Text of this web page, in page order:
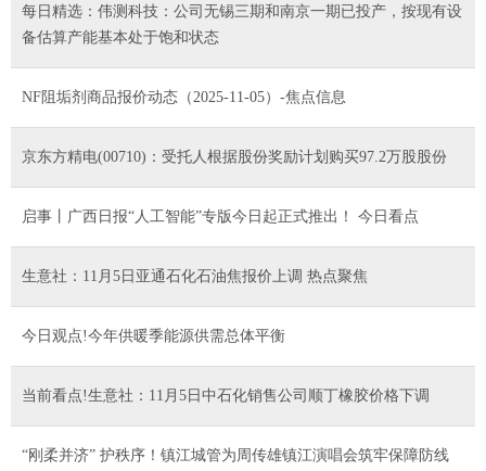
每日精选：伟测科技：公司无锡三期和南京一期已投产，按现有设
备估算产能基本处于饱和状态
NF阻垢剂商品报价动态（2025-11-05）-焦点信息
京东方精电(00710)：受托人根据股份奖励计划购买97.2万股股份
启事丨广西日报“人工智能”专版今日起正式推出！ 今日看点
生意社：11月5日亚通石化石油焦报价上调 热点聚焦
今日观点!今年供暖季能源供需总体平衡
当前看点!生意社：11月5日中石化销售公司顺丁橡胶价格下调
“刚柔并济” 护秩序！镇江城管为周传雄镇江演唱会筑牢保障防线